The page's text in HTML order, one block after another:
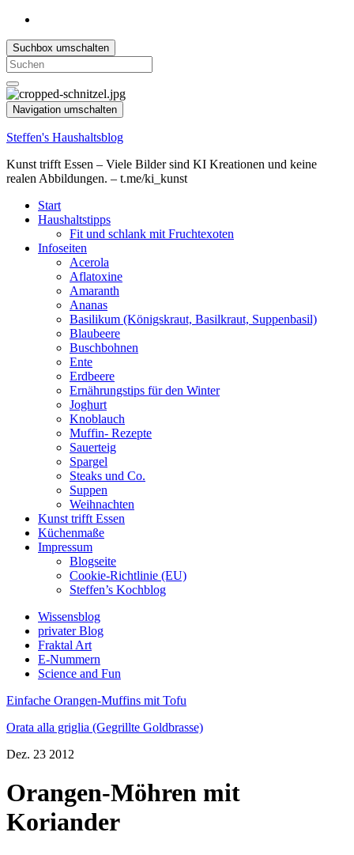
Suchbox umschalten
Search
for:
Navigation umschalten
Steffen's Haushaltsblog
Kunst trifft Essen – Viele Bilder sind KI Kreationen und keine
realen Abbildungen. – t.me/ki_kunst
Start
Haushaltstipps
Fit und schlank mit Fruchtexoten
Infoseiten
Acerola
Aflatoxine
Amaranth
Ananas
Basilikum (Königskraut, Basilkraut, Suppenbasil)
Blaubeere
Buschbohnen
Ente
Erdbeere
Ernährungstips für den Winter
Joghurt
Knoblauch
Muffin- Rezepte
Sauerteig
Spargel
Steaks und Co.
Suppen
Weihnachten
Kunst trifft Essen
Küchenmaße
Impressum
Blogseite
Cookie-Richtlinie (EU)
Steffen’s Kochblog
Wissensblog
privater Blog
Fraktal Art
E-Nummern
Science and Fun
Einfache Orangen-Muffins mit Tofu
Orata alla griglia (Gegrillte Goldbrasse)
Dez. 23 2012
Orangen-Möhren mit
Koriander